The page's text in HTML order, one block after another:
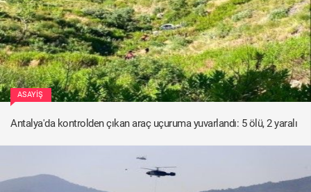
ASAYIŞ
Antalya'da kontrolden çıkan araç uçuruma yuvarlandı: 5 ölü, 2 yaralı